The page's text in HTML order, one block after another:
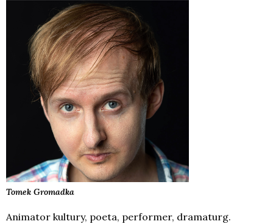
Tomek Gromadka
Animator kultury, poeta, performer, dramaturg.